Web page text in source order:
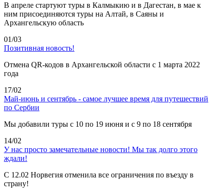
В апреле стартуют туры в Калмыкию и в Дагестан, в мае к
ним присоединяются туры на Алтай, в Саяны и
Архангельскую область
01/03
Позитивная новость!
Отмена QR-кодов в Архангельской области с 1 марта 2022
года
17/02
Май-июнь и сентябрь - самое лучшее время для путешествий
по Сербии
Мы добавили туры с 10 по 19 июня и с 9 по 18 сентября
14/02
У нас просто замечательные новости! Мы так долго этого
ждали!
С 12.02 Норвегия отменила все ограничения по въезду в
страну!